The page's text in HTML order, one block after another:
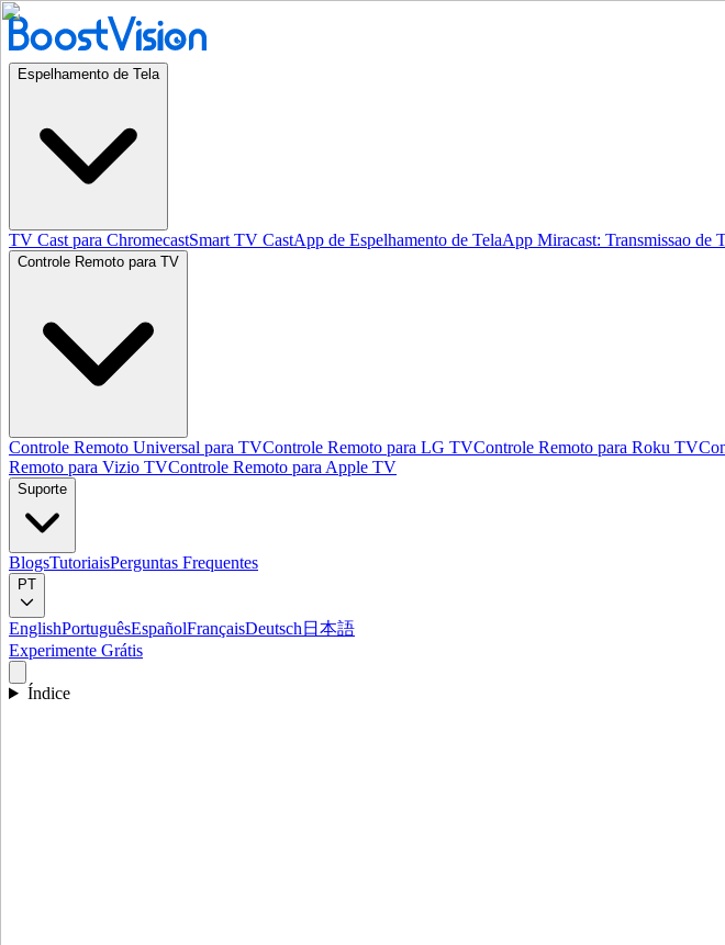
Espelhamento de Tela
TV Cast para ChromecastSmart TV CastApp de Espelhamento de TelaApp Miracast: Transmissao de
Controle Remoto para TV
Controle Remoto Universal para TVControle Remoto para LG TVControle Remoto para Roku TV
Remoto para Vizio TVControle Remoto para Apple TV
Suporte
BlogsTutoriaisPerguntas Frequentes
PT
EnglishPortuguêsEspañolFrançaisDeutsch 日本語
Experimente Grátis
Índice